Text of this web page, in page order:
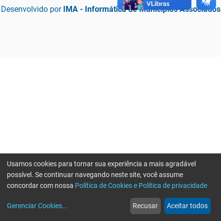
Desenvolvido por IMA - Informática de Municípios Associados
web
Notícias
more_horiz
Mais
Usamos cookies para tornar sua experiência a mais agradável
possível. Se continuar navegando neste site, você assume
concordar com nossa Política de Cookies e Política de privacidade
Gerenciar Cookies... Recusar Aceitar todos
Erro ao enviar informações, por favor tente novamente